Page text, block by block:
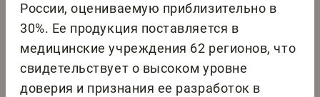
России, оцениваемую приблизительно в
30%. Ее продукция поставляется в
медицинские учреждения 62 регионов, что
свидетельствует о высоком уровне
доверия и признания ее разработок в